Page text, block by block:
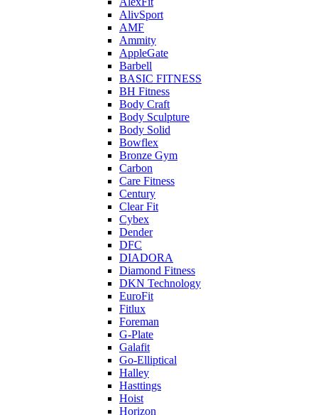
AlivSport
AMF
Ammity
AppleGate
Barbell
BASIC FITNESS
BH Fitness
Body Craft
Body Sculpture
Body Solid
Bowflex
Bronze Gym
Carbon
Care Fitness
Century
Clear Fit
Cybex
Dender
DFC
DIADORA
Diamond Fitness
DKN Technology
EuroFit
Fitlux
Foreman
G-Plate
Galafit
Go-Elliptical
Halley
Hasttings
Hoist
Horizon